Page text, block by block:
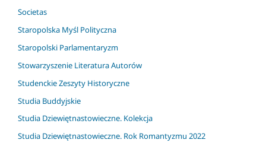
Societas
Staropolska Myśl Polityczna
Staropolski Parlamentaryzm
Stowarzyszenie Literatura Autorów
Studenckie Zeszyty Historyczne
Studia Buddyjskie
Studia Dziewiętnastowieczne. Kolekcja
Studia Dziewiętnastowieczne. Rok Romantyzmu 2022